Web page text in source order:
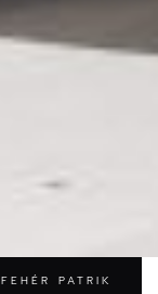
FEHÉR PATRIK